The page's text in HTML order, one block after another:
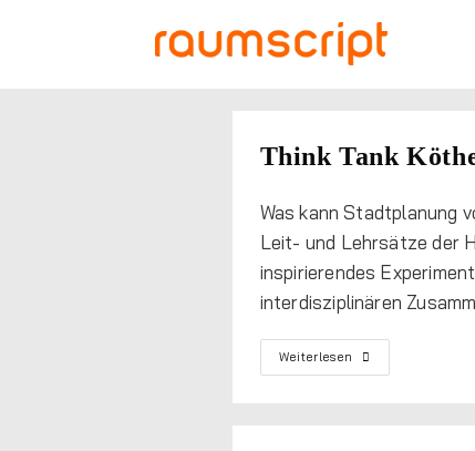
Think Tank
Was kann Stadtplanung
Leit- und Lehrsätze der
inspirierendes
interdisziplinären
Weiterlesen